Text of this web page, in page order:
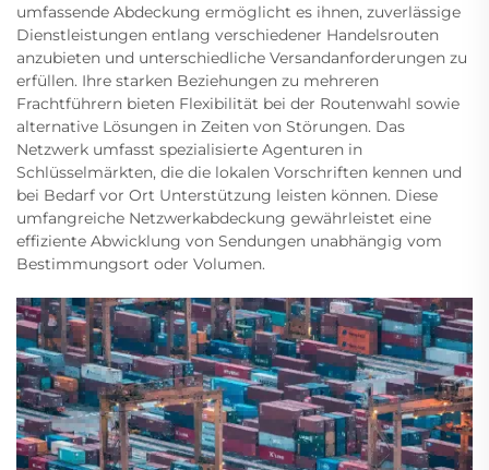
umfassende Abdeckung ermöglicht es ihnen, zuverlässige
Dienstleistungen entlang verschiedener Handelsrouten
anzubieten und unterschiedliche Versandanforderungen zu
erfüllen. Ihre starken Beziehungen zu mehreren
Frachtführern bieten Flexibilität bei der Routenwahl sowie
alternative Lösungen in Zeiten von Störungen. Das
Netzwerk umfasst spezialisierte Agenturen in
Schlüsselmärkten, die die lokalen Vorschriften kennen und
bei Bedarf vor Ort Unterstützung leisten können. Diese
umfangreiche Netzwerkabdeckung gewährleistet eine
effiziente Abwicklung von Sendungen unabhängig vom
Bestimmungsort oder Volumen.